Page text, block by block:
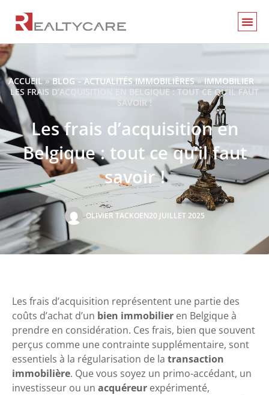
ACCUEIL » BLOG – ACTUALITÉS IMMOBILIÈRES»IMMOBILIER»
LES FRAIS D’ACQUISITION EN BELGIQUE : TOUT CE QU’IL FAUT
SAVOIR !
Les frais d’acquisition en
Belgique : tout ce qu’il faut
savoir !
OLIVIER TACKOEN20 JUILLET 2025
Les frais d’acquisition représentent une partie des
coûts d’achat d’un bien immobilier en Belgique à
prendre en considération. Ces frais, bien que souvent
perçus comme une contrainte supplémentaire, sont
essentiels à la régularisation de la transaction
immobilière. Que vous soyez un primo-accédant, un
investisseur ou un acquéreur expérimenté,